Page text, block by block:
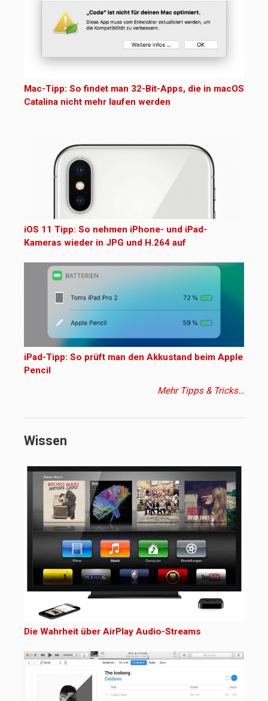
Mac-Tipp: So findet man 32-Bit-Apps, die in macOS
Catalina nicht mehr laufen werden
iOS 11 Tipp: So nehmen iPhone- und iPad-
Kameras wieder in JPG und H.264 auf
iPad-Tipp: So prüft man den Akkustand beim Apple
Pencil
Mehr Tipps & Tricks…
Wissen
Die Wahrheit über AirPlay Audio-Streams